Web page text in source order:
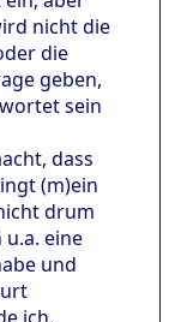
nicht die
die
geben,
sein
dass
(m)ein
drum
eine
und